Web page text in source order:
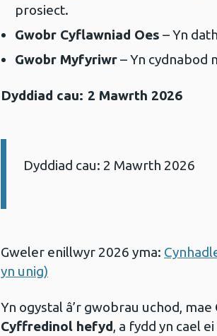
prosiect.
Gwobr Cyflawniad Oes – Yn
Gwobr Myfyriwr– Yn cydnabod
Dyddiad cau: 2 Mawrth 2026
Gwybodaeth:
Dyddiad cau: 2 Mawrth 2026
Gweler enillwyr 2026 yma:
yn unig)
Yn ogystal â’r gwobrau uchod, mae
Cyffredinol hefyd, a fydd yn cael